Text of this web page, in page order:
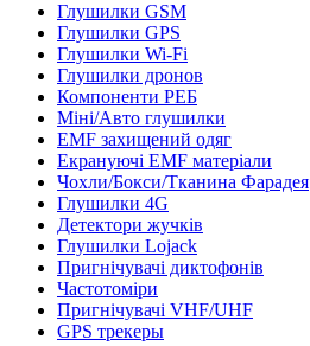
Глушилки GSM
Глушилки GPS
Глушилки Wi-Fi
Глушилки дронов
Компоненти РЕБ
Міні/Авто глушилки
EMF захищений одяг
Екрануючі EMF матеріали
Чохли/Бокси/Тканина Фарадея
Глушилки 4G
Детектори жучків
Глушилки Lojack
Пригнічувачі диктофонів
Частотоміри
Пригнічувачі VHF/UHF
GPS трекеры